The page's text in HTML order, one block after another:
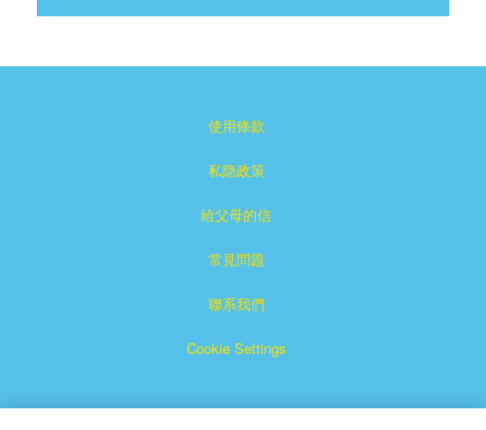
使用條款
私隐政策
給父母的信
常見問題
聯系我們
Cookie Settings